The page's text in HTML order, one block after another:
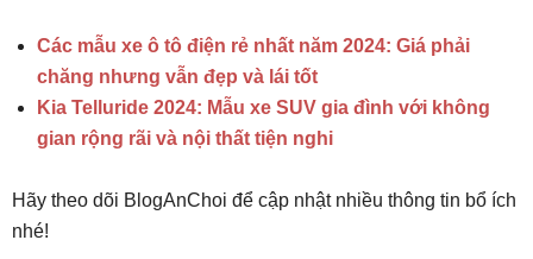
Các mẫu xe ô tô điện rẻ nhất năm 2024: Giá phải
chăng nhưng vẫn đẹp và lái tốt
Kia Telluride 2024: Mẫu xe SUV gia đình với không
gian rộng rãi và nội thất tiện nghi
Hãy theo dõi BlogAnChoi để cập nhật nhiều thông tin bổ ích
nhé!